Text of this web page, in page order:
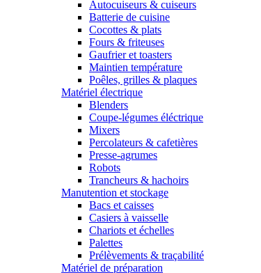
Autocuiseurs & cuiseurs
Batterie de cuisine
Cocottes & plats
Fours & friteuses
Gaufrier et toasters
Maintien température
Poêles, grilles & plaques
Matériel électrique
Blenders
Coupe-légumes éléctrique
Mixers
Percolateurs & cafetières
Presse-agrumes
Robots
Trancheurs & hachoirs
Manutention et stockage
Bacs et caisses
Casiers à vaisselle
Chariots et échelles
Palettes
Prélèvements & traçabilité
Matériel de préparation